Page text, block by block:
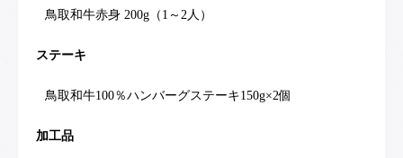
鳥取和牛赤身 200g（1～2人）
ステーキ
鳥取和牛100％ハンバーグステーキ150g×2個
加工品